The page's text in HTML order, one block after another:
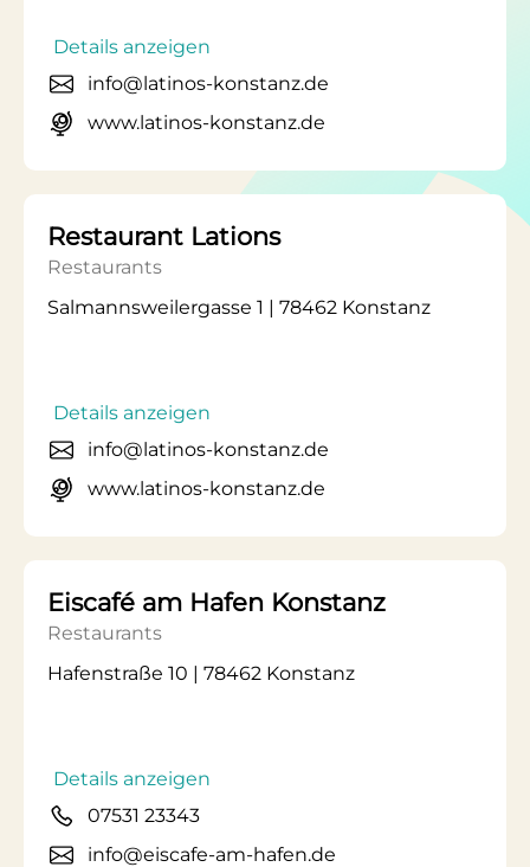
Details anzeigen
info@latinos-konstanz.de
www.latinos-konstanz.de
Restaurant Lations
Restaurants
Salmannsweilergasse 1 | 78462 Konstanz
Details anzeigen
info@latinos-konstanz.de
www.latinos-konstanz.de
Eiscafé am Hafen Konstanz
Restaurants
Hafenstraße 10 | 78462 Konstanz
Details anzeigen
07531 23343
info@eiscafe-am-hafen.de